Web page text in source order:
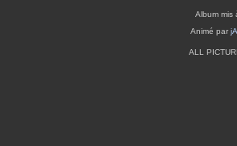
Album mis
Animé par
ALL